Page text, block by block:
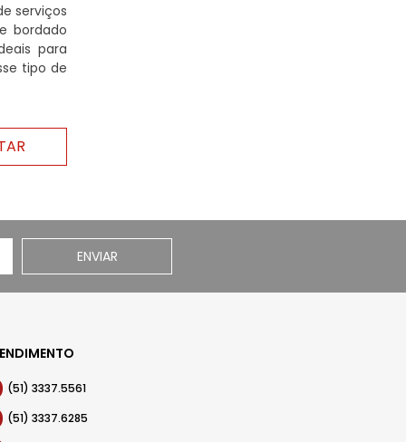
serviços
bordado
para
tipo de
ENVIAR
(51) 3337.5561
(51) 3337.6285